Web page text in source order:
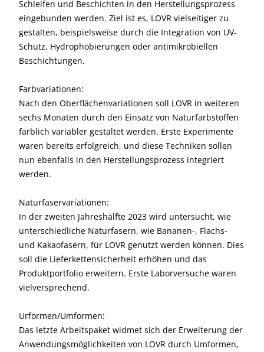
Schleifen und Beschichten in den Herstellungsprozess
eingebunden werden. Ziel ist es, LOVR vielseitiger zu
gestalten, beispielsweise durch die Integration von UV-
Schutz, Hydrophobierungen oder antimikrobiellen
Beschichtungen.
Farbvariationen:
Nach den Oberflächenvariationen soll LOVR in weiteren
sechs Monaten durch den Einsatz von Naturfarbstoffen
farblich variabler gestaltet werden. Erste Experimente
waren bereits erfolgreich, und diese Techniken sollen
nun ebenfalls in den Herstellungsprozess integriert
werden.
Naturfaservariationen:
In der zweiten Jahreshälfte 2023 wird untersucht, wie
unterschiedliche Naturfasern, wie Bananen-, Flachs-
und Kakaofasern, für LOVR genutzt werden können. Dies
soll die Lieferkettensicherheit erhöhen und das
Produktportfolio erweitern. Erste Laborversuche waren
vielversprechend.
Urformen/Umformen:
Das letzte Arbeitspaket widmet sich der Erweiterung der
Anwendungsmöglichkeiten von LOVR durch Umformen,